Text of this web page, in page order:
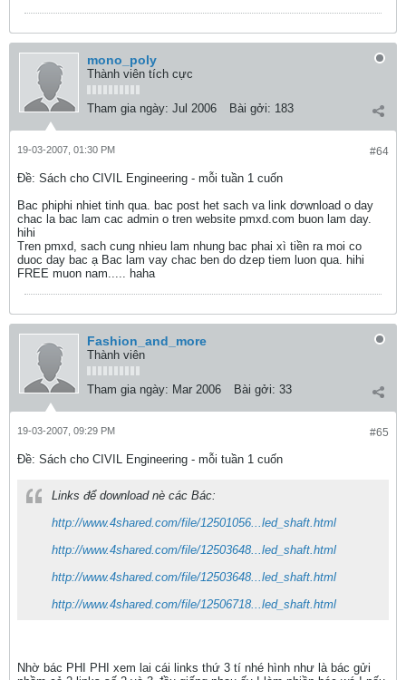
mono_poly
Thành viên tích cực
Tham gia ngày: Jul 2006 Bài gởi: 183
#64
19-03-2007, 01:30 PM
Ðề: Sách cho CIVIL Engineering - mỗi tuần 1 cuốn
Bac phiphi nhiet tinh qua. bac post het sach va link dơwnload o day
chac la bac lam cac admin o tren website pmxd.com buon lam day.
hihi
Tren pmxd, sach cung nhieu lam nhung bac phai xì tiền ra moi co
duoc day bac ạ Bac lam vay chac ben do dzep tiem luon qua. hihi
FREE muon nam..... haha
Fashion_and_more
Thành viên
Tham gia ngày: Mar 2006 Bài gởi: 33
#65
19-03-2007, 09:29 PM
Ðề: Sách cho CIVIL Engineering - mỗi tuần 1 cuốn
Links để download nè các Bác:
http://www.4shared.com/file/12501056...led_shaft.html
http://www.4shared.com/file/12503648...led_shaft.html
http://www.4shared.com/file/12503648...led_shaft.html
http://www.4shared.com/file/12506718...led_shaft.html
Nhờ bác PHI PHI xem lai cái links thứ 3 tí nhé hình như là bác gửi